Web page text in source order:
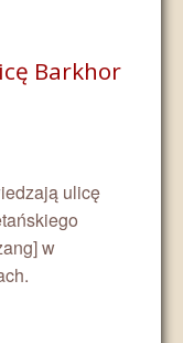
Barkhor
ulicę
w